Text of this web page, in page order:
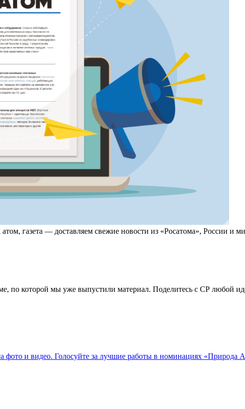
атом, газета — доставляем свежие новости из «Росатома», России и
по которой мы уже выпустили материал. Поделитесь с СР любой
фото и видео. Голосуйте за лучшие работы в номинациях